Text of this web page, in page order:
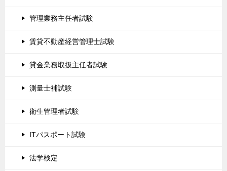
管理業務主任者試験
賃貸不動産経営管理士試験
貸金業務取扱主任者試験
測量士補試験
衛生管理者試験
ITパスポート試験
法学検定